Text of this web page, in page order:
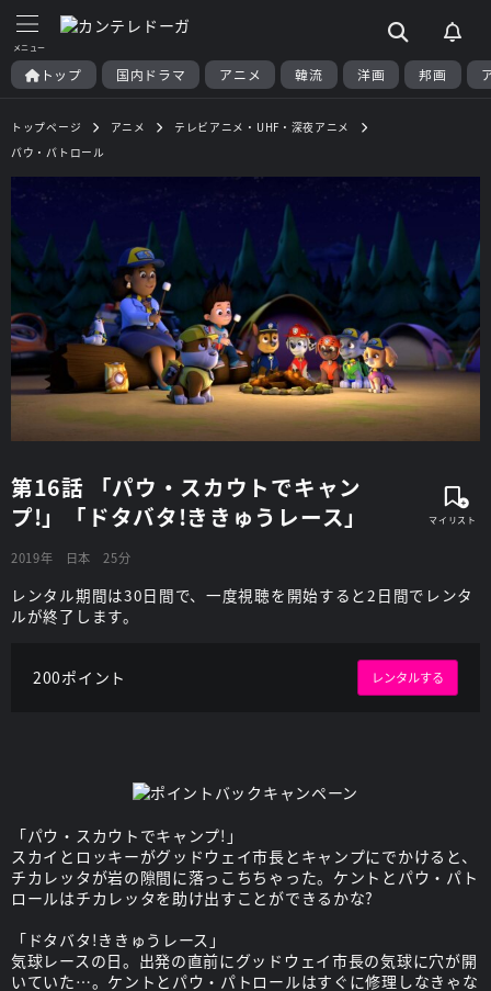
トップ 国内ドラマ アニメ 韓流 洋画 邦画
トップページ アニメ
テレビアニメ・UHF・深夜アニメ
パウ・パトロール
第16話 「パウ・スカウトでキャン
プ!」「ドタバタ!ききゅうレース」
2019年 日本 25分
レンタル期間は30日間で、一度視聴を開始すると2日間でレンタ
ルが終了します。
200ポイント レンタルする
「パウ・スカウトでキャンプ!」
スカイとロッキーがグッドウェイ市長とキャンプにでかけると、
チカレッタが岩の隙間に落っこちちゃった。ケントとパウ・パト
ロールはチカレッタを助け出すことができるかな?
「ドタバタ!ききゅうレース」
気球レースの日。出発の直前にグッドウェイ市長の気球に穴が開
いていた…。ケントとパウ・パトロールはすぐに修理しなきゃな